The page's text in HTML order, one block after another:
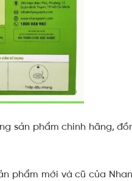
sản phẩm chính hãng,
phẩm mới và cũ của